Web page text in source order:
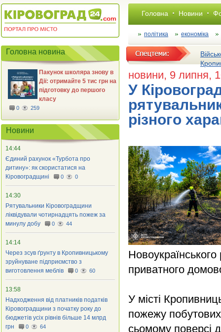
Головна Новини
політика економіка
новини, 9 липня,
У
різного
Новоукраїнського
приватного
У місті
пожежу
сьомому поверсі
Головна новина
Пакунок школяра знову в
Дії: отримайте 5 тис грн на
підготовку до першого
класу
0 259
Новини
14:44
Єдиний рахунок «Турбота про
дитину»: як скористатися на
Кіровоградщині
0 0
14:30
Рятувальники Кіровоградщини
ліквідували чотирнадцять пожеж за
минулу добу
0 44
14:14
Через зсув ґрунту в Кропивницькому
зруйнуване підприємство з
виготовлення меблів
0 60
13:58
Надходження від платників податків
Кіровоградщини з початку року до
бюджетів усіх рівнів більше 14 млрд
грн
0 64